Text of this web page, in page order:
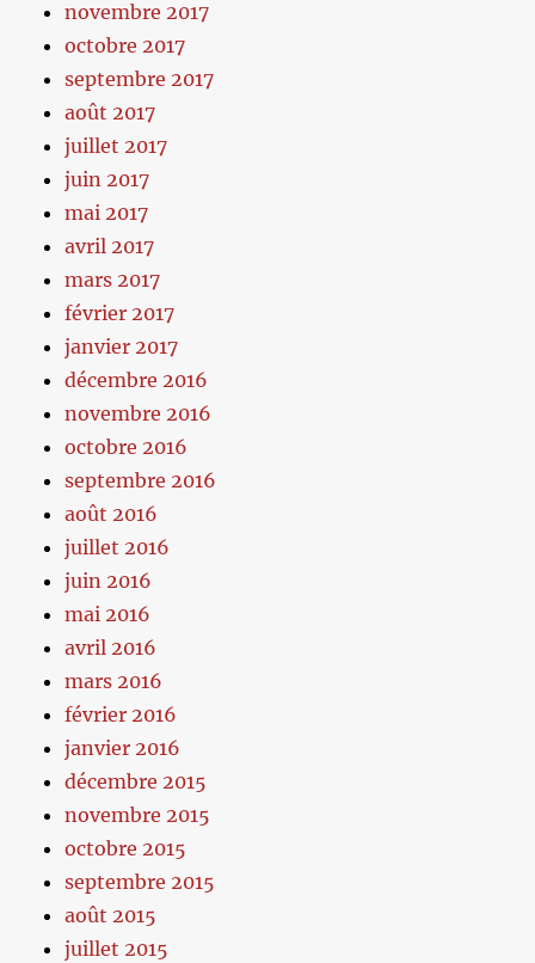
novembre 2017
octobre 2017
septembre 2017
août 2017
juillet 2017
juin 2017
mai 2017
avril 2017
mars 2017
février 2017
janvier 2017
décembre 2016
novembre 2016
octobre 2016
septembre 2016
août 2016
juillet 2016
juin 2016
mai 2016
avril 2016
mars 2016
février 2016
janvier 2016
décembre 2015
novembre 2015
octobre 2015
septembre 2015
août 2015
juillet 2015